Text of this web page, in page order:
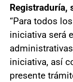
Registraduría,
“Para todos
iniciativa será
iniciativa, así
presente